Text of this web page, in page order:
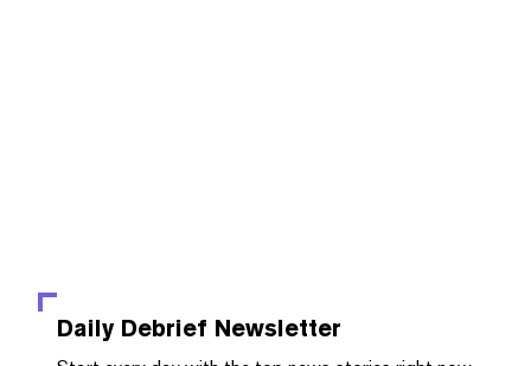
Daily Debrief Newsletter